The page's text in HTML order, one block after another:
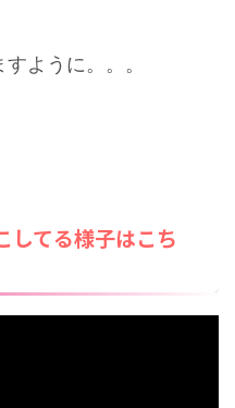
ように。。。
してる様子はこち